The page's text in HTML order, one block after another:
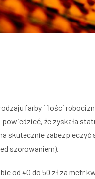
farby i ilości
że zyskała
skutecznie zabezpieczyć
szorowaniem).
od 40 do 50 zł za metr